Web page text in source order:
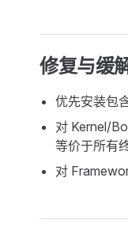
修复与缓
优先安装包
对 Kernel/
等价于所有
对